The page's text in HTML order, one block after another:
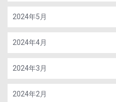
2024年5月
2024年4月
2024年3月
2024年2月